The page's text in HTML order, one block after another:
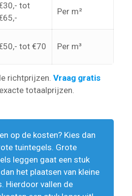
tot
Per m²
tot €70 Per m³
richtprijzen. Vraag gratis
totaalprijzen.
op de kosten? Kies dan
tuintegels. Grote
leggen gaat een stuk
het plaatsen van kleine
Hierdoor vallen de